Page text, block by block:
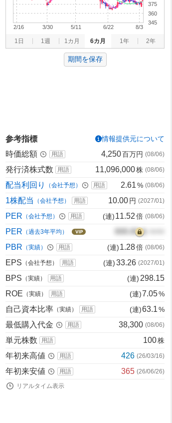
1日 1週 1カ月 6カ月 1年 2年
345
360
375
2/16 3/30 5/11 6/22 8/3
期間を保存
参考指標 情報提供元について
時価総額 用語 4,250百万円 (08/06)
発行済株式数 用語 11,096,000株 (08/06)
配当利回り （会社予想） 用語 2.61% (08/06)
1株配当 （会社予想） 用語 10.00円 (2027/01 )
PER （会社予想） 用語 (連)11.52倍 (08/06)
PER （過去3年平均） 000.00倍
PBR （実績） 用語 (連)1.28倍 (08/06)
EPS （会社予想） 用語 (連)33.26 (2027/01 )
BPS （実績） 用語 (連) 298.15
ROE （実績） 用語 (連)7.05%
自己資本比率 （実績） 用語 (連)63.1%
最低購入代金 用語 38,300 (08/06)
単元株数 用語 100株
年初来高値 用語 426 (26/03/16)
年初来安値 用語 365 (26/06/26)
リアルタイム表示